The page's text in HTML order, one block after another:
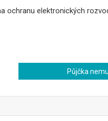
ochranu elektronických
Půjčka